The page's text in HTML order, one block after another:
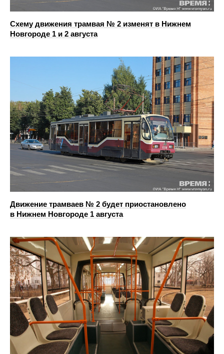
Схему движения трамвая № 2 изменят в Нижнем
Новгороде 1 и 2 августа
Движение трамваев № 2 будет приостановлено
в Нижнем Новгороде 1 августа